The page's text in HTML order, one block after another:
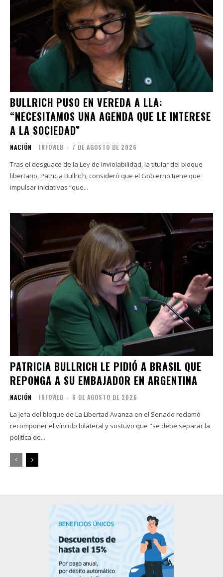
BULLRICH PUSO EN VEREDA A LLA:
“NECESITAMOS UNA AGENDA QUE LE INTERESE
A LA SOCIEDAD”
NACIÓN INFOWEB - 7 DE AGOSTO DE 2026
Tras el desguace de la Ley de Inviolabilidad, la titular del bloque
libertario, Patricia Bullrich, consideró que el Gobierno tiene que
impulsar iniciativas “que...
PATRICIA BULLRICH LE PIDIÓ A BRASIL QUE
REPONGA A SU EMBAJADOR EN ARGENTINA
NACIÓN INFOWEB - 6 DE AGOSTO DE 2026
La jefa del bloque de La Libertad Avanza en el Senado reclamó
recomponer el vínculo bilateral y sostuvo que "se debe separar la
política de...